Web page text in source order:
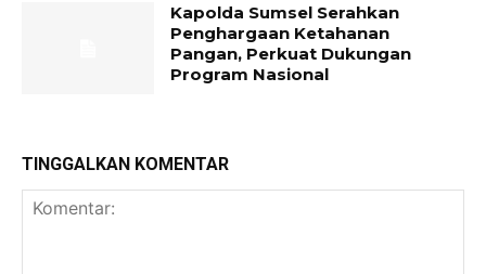
Kapolda Sumsel Serahkan
Penghargaan Ketahanan
Pangan, Perkuat Dukungan
Program Nasional
TINGGALKAN KOMENTAR